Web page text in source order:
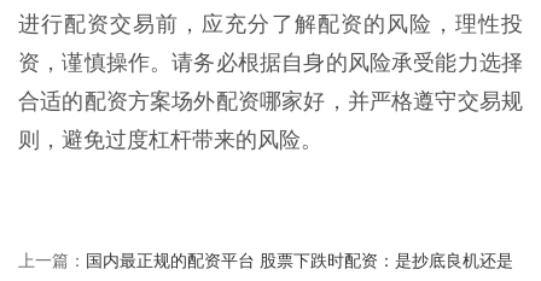
进行配资交易前，应充分了解配资的风险，理性投
资，谨慎操作。请务必根据自身的风险承受能力选择
合适的配资方案场外配资哪家好，并严格遵守交易规
则，避免过度杠杆带来的风险。
上一篇： 国内最正规的配资平台 股票下跌时配资：是抄底良机还是